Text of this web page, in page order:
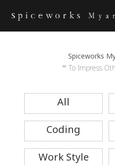
Spiceworks
“ To Impress
All
Coding
Work Style